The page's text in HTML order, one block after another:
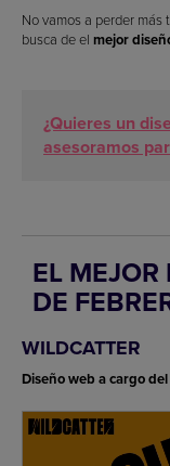
No vamos a perder
busca de el mejor
¿Quieres un
asesoramos
EL
DE
WILDCATTER
Diseño web a cargo